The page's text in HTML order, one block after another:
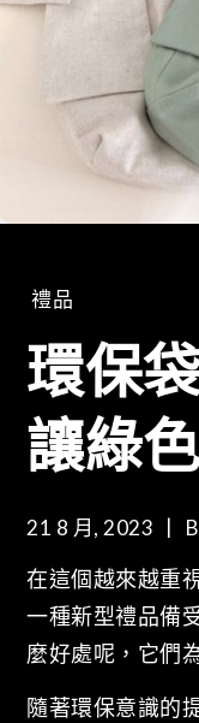
禮品
環保
讓綠
21 8 月, 2023
在這個越來越重
一種新型禮品備
麼好處呢，它們
隨著環保意識的